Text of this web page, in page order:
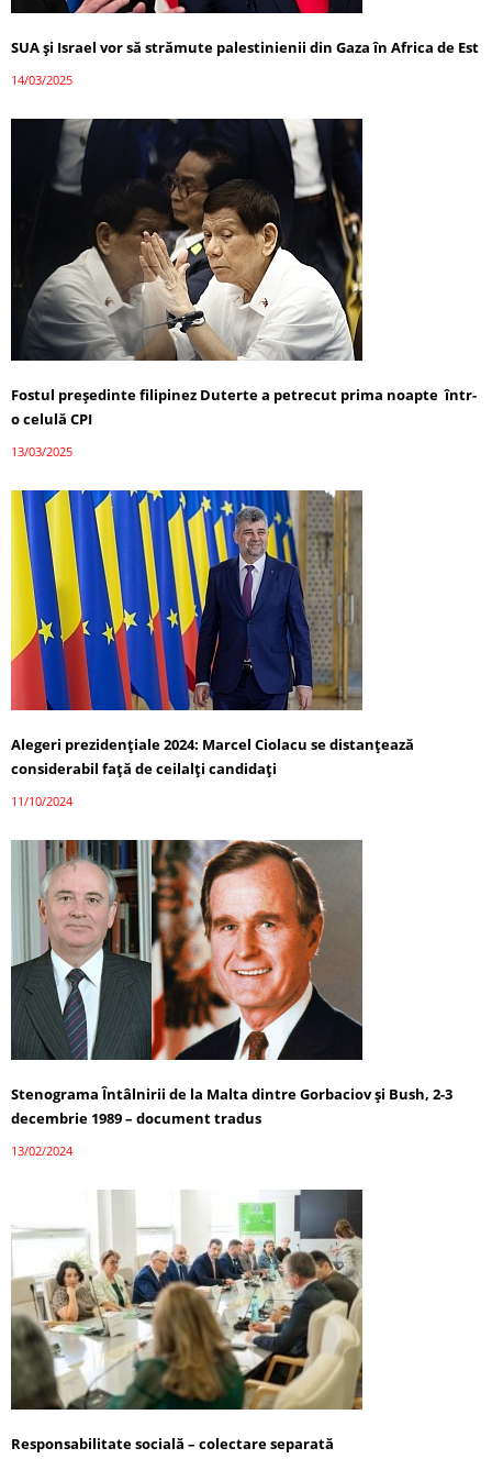
SUA și Israel vor să strămute palestinienii din Gaza în Africa de Est
14/03/2025
Fostul președinte filipinez Duterte a petrecut prima noapte într-
o celulă CPI
13/03/2025
Alegeri prezidențiale 2024: Marcel Ciolacu se distanțează
considerabil față de ceilalți candidați
11/10/2024
Stenograma Întâlnirii de la Malta dintre Gorbaciov și Bush, 2-3
decembrie 1989 – document tradus
13/02/2024
Responsabilitate socială – colectare separată